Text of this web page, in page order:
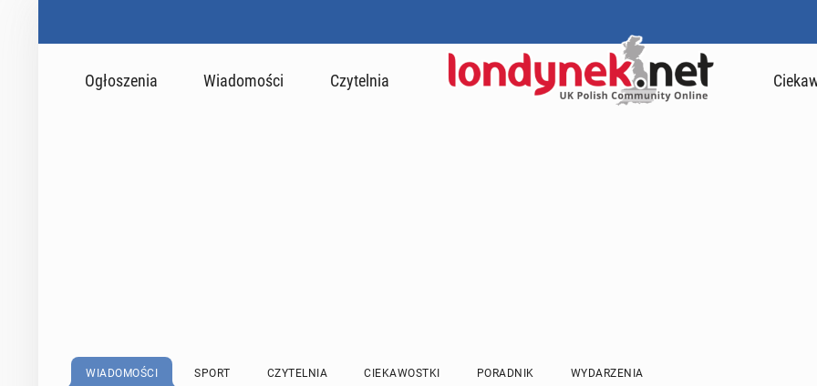
Ogłoszenia Wiadomości Czytelnia
WIADOMOŚCI SPORT CZYTELNIA CIEKAWOSTKI PORADNIK WYDARZENIA